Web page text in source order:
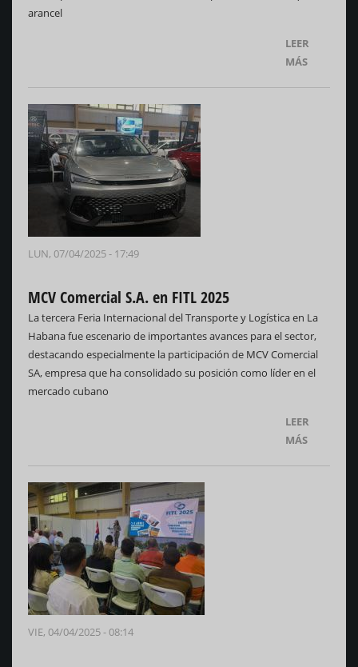
arancel
LEER
MÁS
LUN, 07/04/2025 - 17:49
MCV Comercial S.A. en FITL 2025
La tercera Feria Internacional del Transporte y Logística en La
Habana fue escenario de importantes avances para el sector,
destacando especialmente la participación de MCV Comercial
SA, empresa que ha consolidado su posición como líder en el
mercado cubano
LEER
MÁS
VIE, 04/04/2025 - 08:14